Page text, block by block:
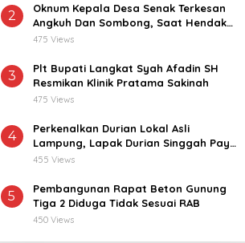
2
Oknum Kepala Desa Senak Terkesan
Angkuh Dan Sombong, Saat Hendak
Dikonfirmasi Realisasi Dana Desa 2021-
475 Views
3
Plt Bupati Langkat Syah Afadin SH
Resmikan Klinik Pratama Sakinah
475 Views
4
Perkenalkan Durian Lokal Asli
Lampung, Lapak Durian Singgah Pay
kini Hadir di Lampung Timur
455 Views
5
Pembangunan Rapat Beton Gunung
Tiga 2 Diduga Tidak Sesuai RAB
450 Views